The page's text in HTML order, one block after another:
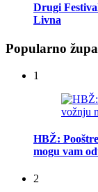
Drugi
Livna
Popularno
1
HBŽ:
mogu vam
2